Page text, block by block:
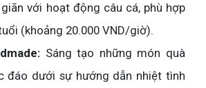
với hoạt động câu cá, phù hợp
(khoảng 20.000 VND/giờ).
Sáng tạo những món quà
đáo dưới sự hướng dẫn nhiệt tình